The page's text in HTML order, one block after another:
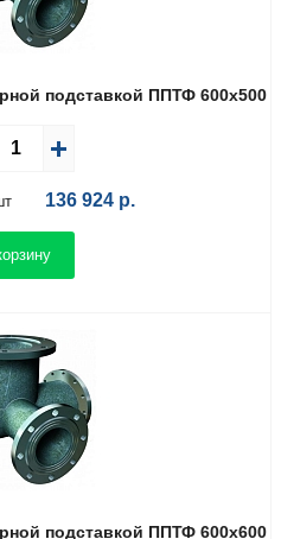
подставкой ППТФ 600х500
136 924 р.
подставкой ППТФ 600х600